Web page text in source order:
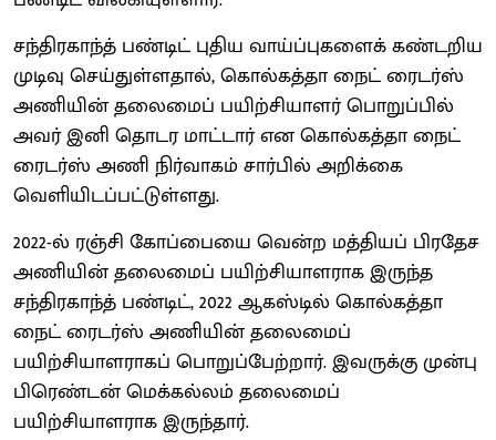
சந்திரகாந்த் பண்டிட் புதிய வாய்ப்புகளைக் கண்டறிய
முடிவு செய்துள்ளதால், கொல்கத்தா நைட் ரைடர்ஸ்
அணியின் தலைமைப் பயிற்சியாளர் பொறுப்பில்
அவர் இனி தொடர மாட்டார் என கொல்கத்தா நைட்
ரைடர்ஸ் அணி நிர்வாகம் சார்பில் அறிக்கை
வெளியிடப்பட்டுள்ளது.
2022-ல் ரஞ்சி கோப்பையை வென்ற மத்தியப் பிரதேச
அணியின் தலைமைப் பயிற்சியாளராக இருந்த
சந்திரகாந்த் பண்டிட், 2022 ஆகஸ்டில் கொல்கத்தா
நைட் ரைடர்ஸ் அணியின் தலைமைப்
பயிற்சியாளராகப் பொறுப்பேற்றார். இவருக்கு முன்பு
பிரெண்டன் மெக்கல்லம் தலைமைப்
பயிற்சியாளராக இருந்தார்.